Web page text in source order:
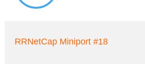
RRNetCap Miniport #18